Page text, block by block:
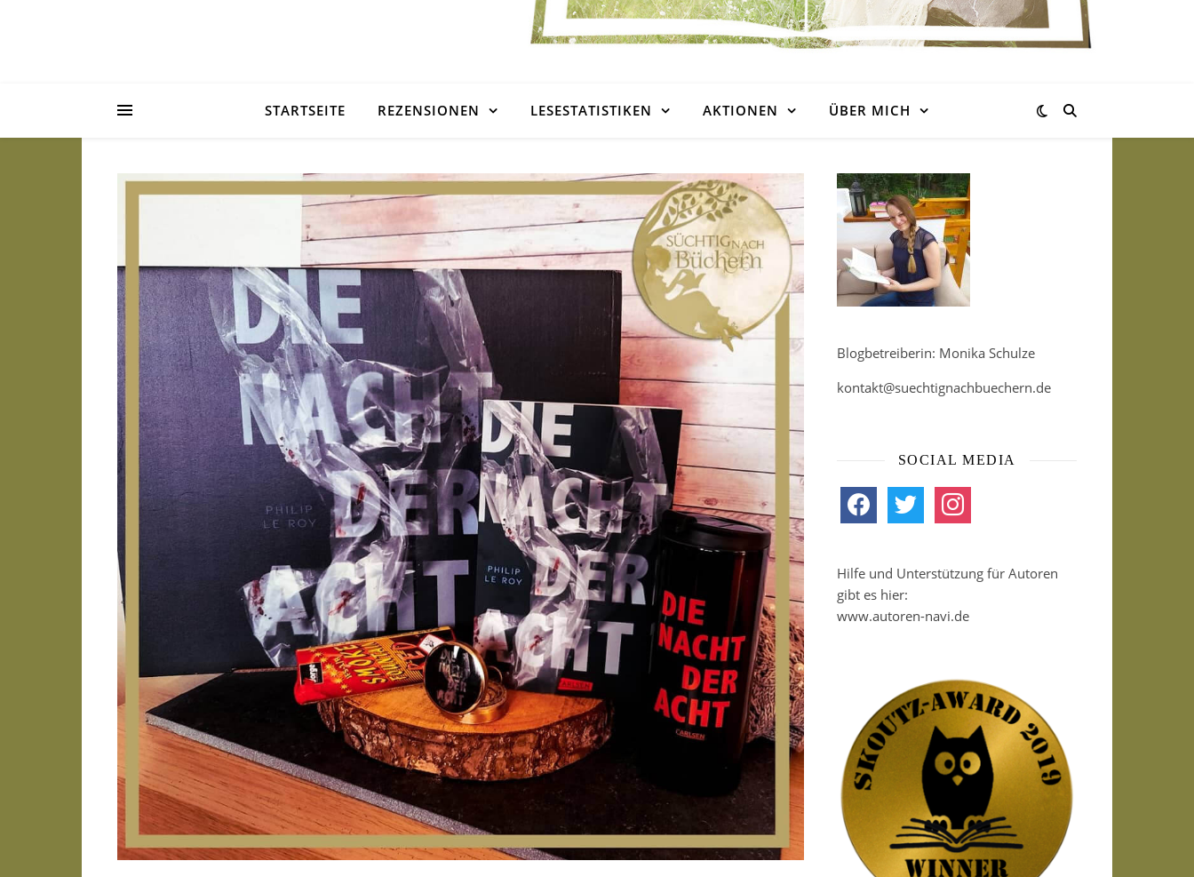
STARTSEITE REZENSIONEN LESESTATISTIKEN AKTIONEN ÜBER MICH
Blogbetreiberin: Monika Schulze
kontakt@suechtignachbuechern.de
SOCIAL MEDIA
facebook twitter instagram
Hilfe und Unterstützung für Autoren
gibt es hier:
www.autoren-navi.de